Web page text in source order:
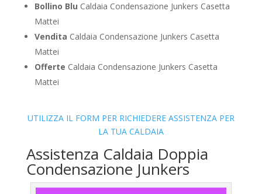
Bollino Blu Caldaia Condensazione Junkers Casetta
Mattei
Vendita Caldaia Condensazione Junkers Casetta
Mattei
Offerte Caldaia Condensazione Junkers Casetta
Mattei
UTILIZZA IL FORM PER RICHIEDERE ASSISTENZA PER
LA TUA CALDAIA
Assistenza Caldaia Doppia
Condensazione Junkers